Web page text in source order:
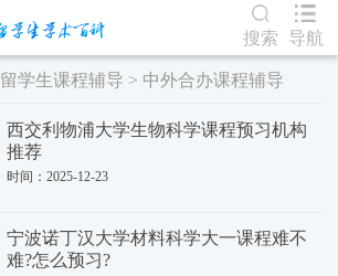
搜索 导航
留学生课程辅导 > 中外合办课程辅导
西交利物浦大学生物科学课程预习机构
推荐
时间：2025-12-23
宁波诺丁汉大学材料科学大一课程难不
难?怎么预习?